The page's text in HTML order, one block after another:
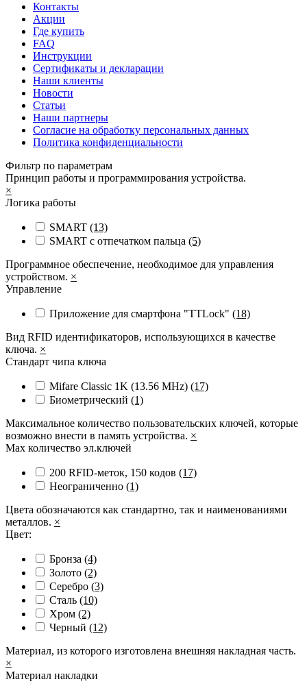
Контакты
Акции
Где купить
FAQ
Инструкции
Сертификаты и декларации
Наши клиенты
Новости
Статьи
Наши партнеры
Согласие на обработку персональных данных
Политика конфиденциальности
Фильтр по параметрам
Принцип работы и программирования устройства.
×
Логика работы
SMART (13)
SMART с отпечатком пальца (5)
Программное обеспечение, необходимое для управления
устройством. ×
Управление
Приложение для смартфона "TTLock" (18)
Вид RFID идентификаторов, использующихся в качестве
ключа. ×
Стандарт чипа ключа
Mifare Classic 1K (13.56 MHz) (17)
Биометрический (1)
Максимальное количество пользовательских ключей, которые
возможно внести в память устройства. ×
Max количество эл.ключей
200 RFID-меток, 150 кодов (17)
Неограниченно (1)
Цвета обозначаются как стандартно, так и наименованиями
металлов. ×
Цвет:
Бронза (4)
Золото (2)
Серебро (3)
Сталь (10)
Хром (2)
Черный (12)
Материал, из которого изготовлена внешняя накладная часть.
×
Материал накладки